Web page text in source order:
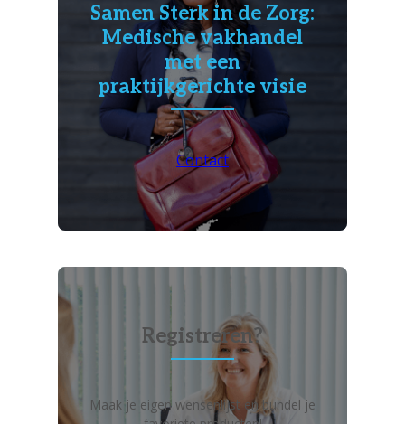
Samen Sterk in de Zorg:
Medische vakhandel
met een
praktijkgerichte visie
Contact
Registreren?
Maak je eigen wensenlijst en bundel je